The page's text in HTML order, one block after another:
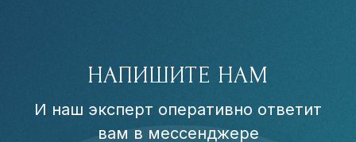
НАПИШИТЕ НАМ
И наш эксперт оперативно ответит
вам в мессенджере